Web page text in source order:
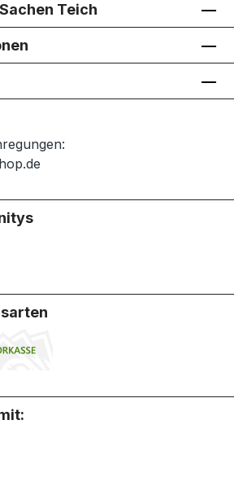
Teich